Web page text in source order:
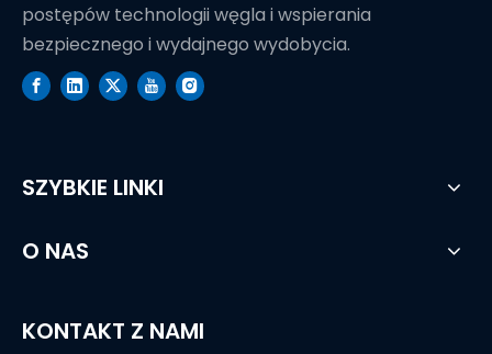
postępów technologii węgla i wspierania
bezpiecznego i wydajnego wydobycia.
SZYBKIE LINKI
O NAS
KONTAKT Z NAMI